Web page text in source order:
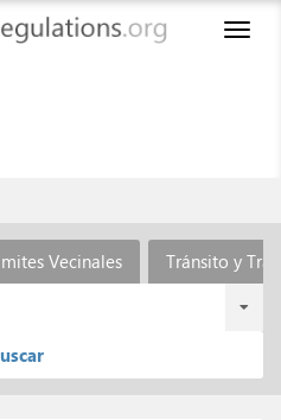
Vecinales Tránsito y